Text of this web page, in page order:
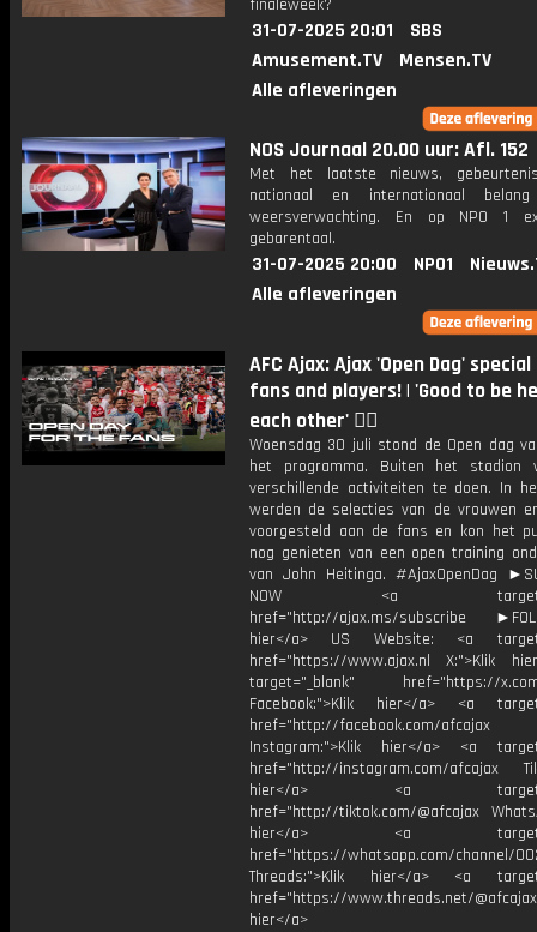
finaleweek?
31-07-2025 20:01
SBS
Amusement.TV
Mensen.TV
Alle afleveringen
NOS Journaal 20.00 uur: Afl. 152
Met het laatste nieuws,
nationaal en internationaal
weersverwachting. En op NPO 1
gebarentaal.
31-07-2025 20:00 NPO1
Alle afleveringen
AFC Ajax: Ajax 'Open Dag'
fans and players! | 'Good to be
each other' ❤️‍🔥
Woensdag 30 juli stond de Open dag
het programma. Buiten het stadion
verschillende activiteiten te doen. In
werden de selecties van de vrouwen
voorgesteld aan de fans en kon het
nog genieten van een open training
van John Heitinga. #AjaxOpenDag
NOW <a
href="http://ajax.ms/subscribe
hier</a> US Website: <a
href="https://www.ajax.nl X:">Klik
target="_blank" href="https://x.com/
Facebook:">Klik hier</a> <a
href="http://facebook.com/afcajax
Instagram:">Klik hier</a> <a
href="http://instagram.com/afcajax
hier</a> <a
href="http://tiktok.com/@afcajax
hier</a> <a
href="https://whatsapp.com/channel/
Threads:">Klik hier</a> <a
href="https://www.threads.net/
hier</a>